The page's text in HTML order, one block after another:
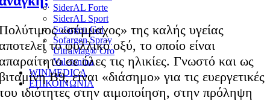
SiderAL Forte
SiderAL Sport
Sofargen Gel
Sofargen Spray
UltraMag® Oro
Valetonina
WINMEDICA
ΕΠΙΚΟΙΝΩΝΙΑ
«σύμμαχος» της καλής υγείας
το φυλλικό οξύ, το οποίο είναι
σε όλες τις ηλικίες. Γνωστό και ως
Β9, είναι «διάσημο» για τις ευεργετικές
ιδιότητες στην αιμοποίηση, στην πρόληψη